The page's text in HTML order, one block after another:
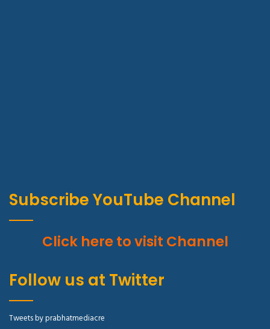
Subscribe YouTube Channel
Click here to visit Channel
Follow us at Twitter
Tweets by prabhatmediacre